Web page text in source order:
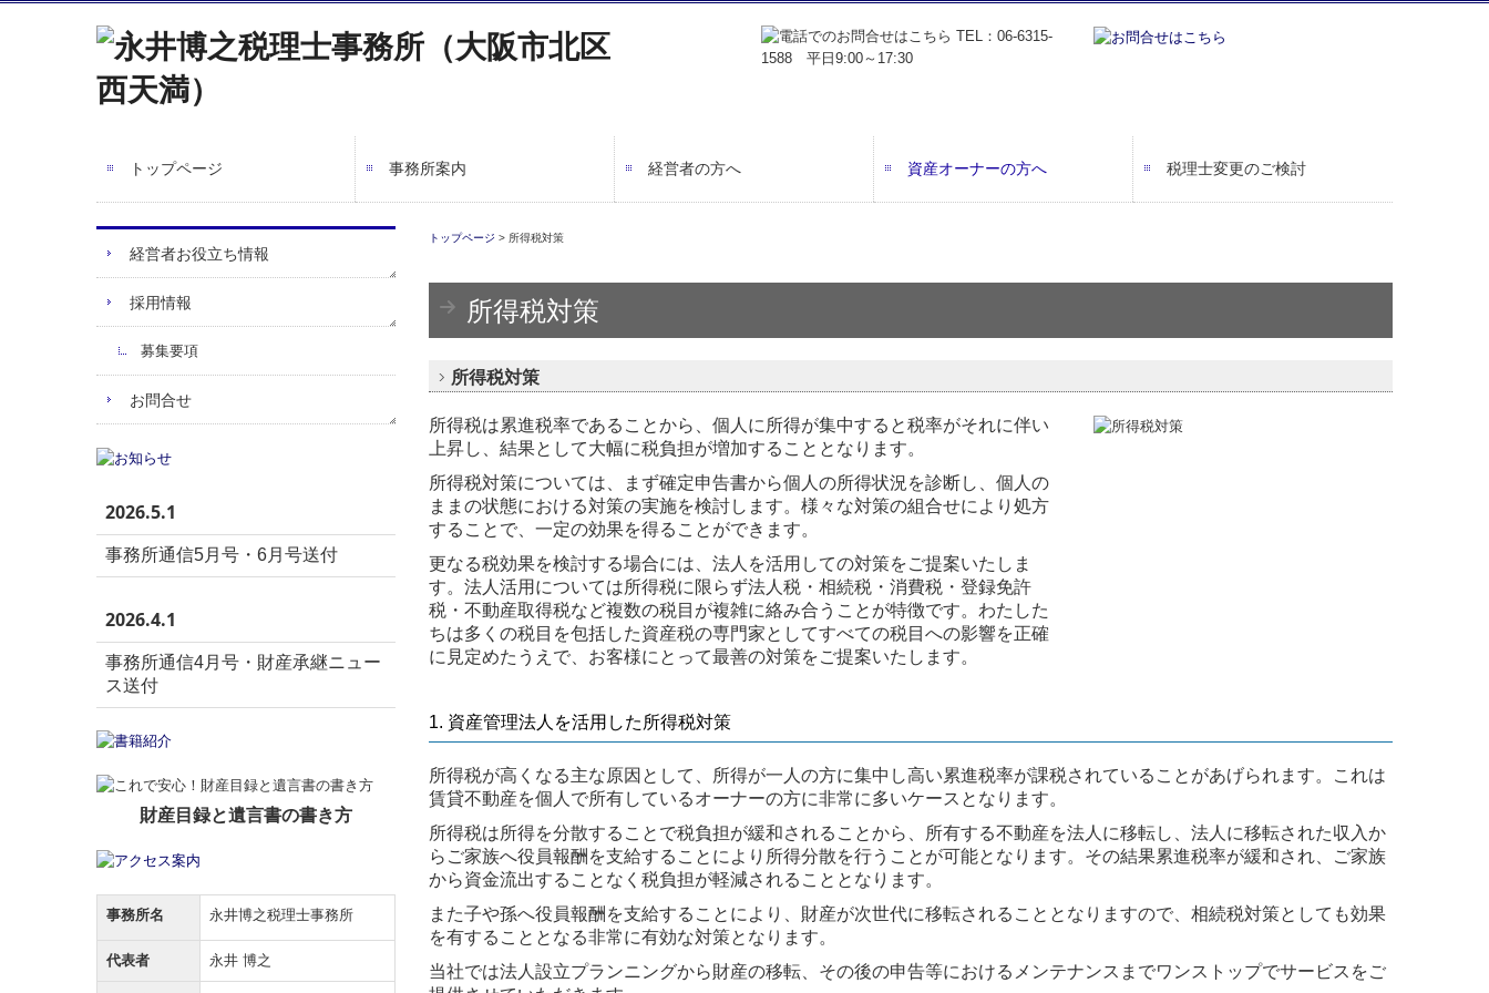
トップページ 事務所案内 経営者の方へ 資産オーナーの方へ 税理士変更のご検討
経営者お役立ち情報
採用情報
募集要項
お問合せ
2026.5.1
事務所通信5月号・6月号送付
2026.4.1
事務所通信4月号・財産承継ニュー
ス送付
財産目録と遺言書の書き方
事務所名 永井博之税理士事務所
代表者 永井 博之
トップページ > 所得税対策
所得税対策
所得税対策
所得税は累進税率であることから、個人に所得が集中すると税率がそれに伴い
上昇し、結果として大幅に税負担が増加することとなります。
所得税対策については、まず確定申告書から個人の所得状況を診断し、個人の
ままの状態における対策の実施を検討します。様々な対策の組合せにより処方
することで、一定の効果を得ることができます。
更なる税効果を検討する場合には、法人を活用しての対策をご提案いたしま
す。法人活用については所得税に限らず法人税・相続税・消費税・登録免許
税・不動産取得税など複数の税目が複雑に絡み合うことが特徴です。わたした
ちは多くの税目を包括した資産税の専門家としてすべての税目への影響を正確
に見定めたうえで、お客様にとって最善の対策をご提案いたします。
1. 資産管理法人を活用した所得税対策
所得税が高くなる主な原因として、所得が一人の方に集中し高い累進税率が課税されていることがあげられます。これは
賃貸不動産を個人で所有しているオーナーの方に非常に多いケースとなります。
所得税は所得を分散することで税負担が緩和されることから、所有する不動産を法人に移転し、法人に移転された収入か
らご家族へ役員報酬を支給することにより所得分散を行うことが可能となります。その結果累進税率が緩和され、ご家族
から資金流出することなく税負担が軽減されることとなります。
また子や孫へ役員報酬を支給することにより、財産が次世代に移転されることとなりますので、相続税対策としても効果
を有することとなる非常に有効な対策となります。
当社では法人設立プランニングから財産の移転、その後の申告等におけるメンテナンスまでワンストップでサービスをご